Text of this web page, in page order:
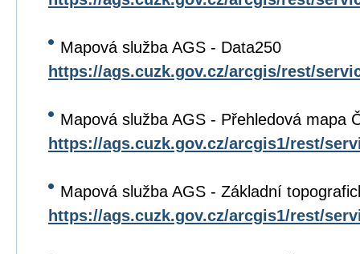
Mapová služba AGS - Data250
https://ags.cuzk.gov.cz/arcgis/rest/
Mapová služba AGS - Přehledová mapa
https://ags.cuzk.gov.cz/arcgis1/rest/
Mapová služba AGS - Základní
https://ags.cuzk.gov.cz/arcgis1/rest/